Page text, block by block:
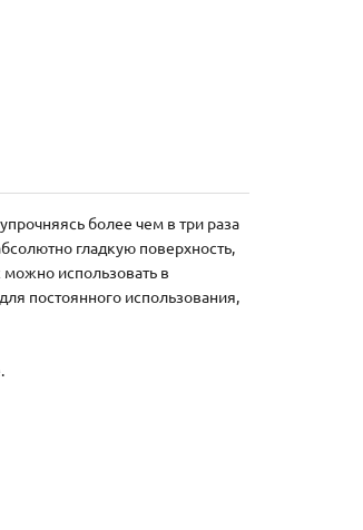
более чем в три раза
гладкую поверхность,
использовать в
постоянного использования,